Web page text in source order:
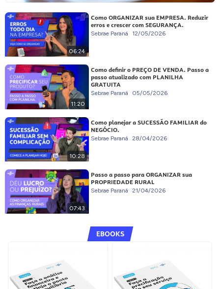
06:24
Como ORGANIZAR sua EMPRESA. Reduzir
erros e crescer com SEGURANÇA.
Sebrae Paraná 12/05/2026
11:20
Como definir o PREÇO DE VENDA. Passo a
passo atualizado com PLANILHA
GRATUITA
Sebrae Paraná 05/05/2026
10:28
Como planejar a SUCESSÃO FAMILIAR do
NEGÓCIO.
Sebrae Paraná 28/04/2026
07:43
Passo a passo para ORGANIZAR sua
PROPRIEDADE RURAL
Sebrae Paraná 21/04/2026
EBOOKS